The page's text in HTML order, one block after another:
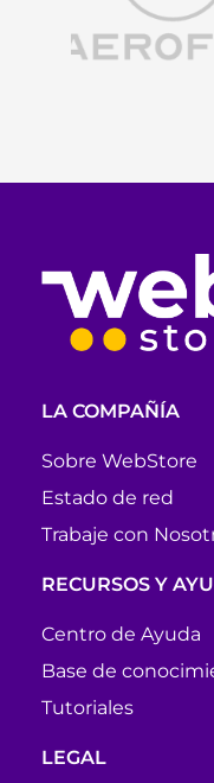
LA COMPAÑÍA
Sobre WebStore
Estado de red
Trabaje con
RECURSOS Y
Centro de Ayuda
Base de
Tutoriales
LEGAL